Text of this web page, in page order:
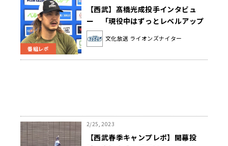
番組レポ
【西武】髙橋光成投手インタビュ
ー 「現役中はずっとレベルアップ
を考えてやっていく」
文化放送 ライオンズナイター
2/25, 2023
【西武春季キャンプレポ】開幕投